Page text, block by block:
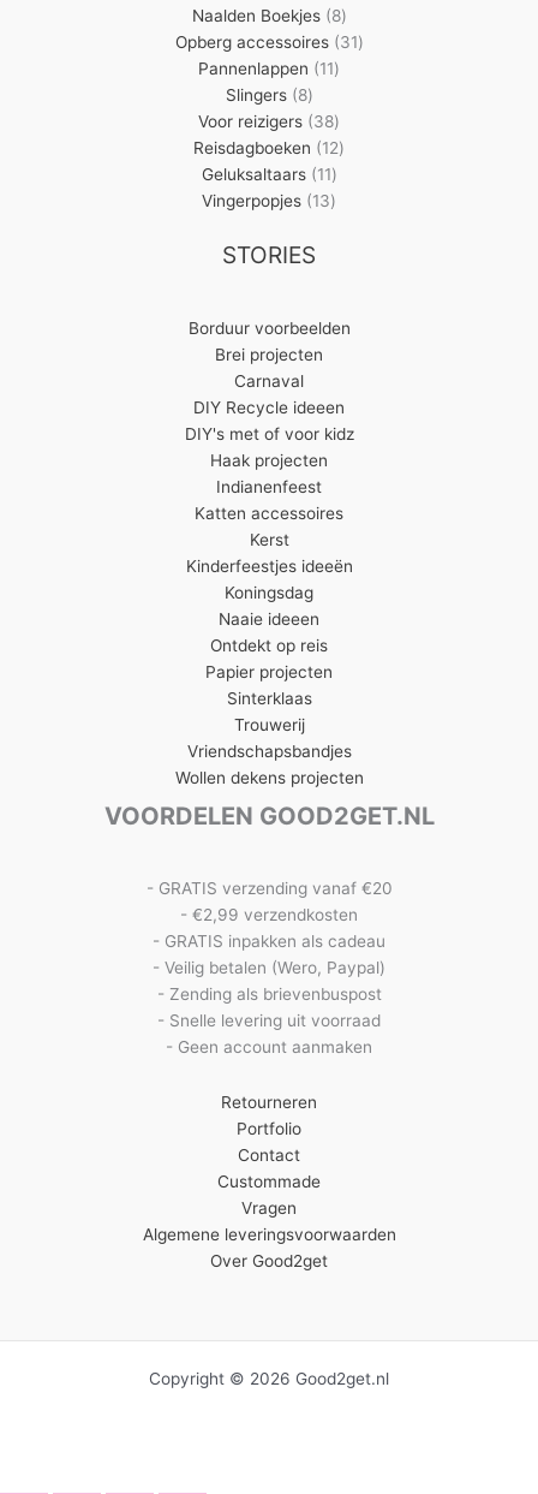
producten
Naalden Boekjes 88
producten
Opberg accessoires 3131
Pannenlappen 1111
Slingers 88
producten
Voor reizigers 3838
producten
Reisdagboeken 1212
Geluksaltaars 1111
producten
Vingerpopjes 1313
STORIES
Borduur voorbeelden
Brei projecten
Carnaval
DIY Recycle ideeen
DIY's met of voor kidz
Haak projecten
Indianenfeest
Katten accessoires
Kerst
Kinderfeestjes ideeën
Koningsdag
Naaie ideeen
Ontdekt op reis
Papier projecten
Sinterklaas
Trouwerij
Vriendschapsbandjes
Wollen dekens projecten
VOORDELEN GOOD2GET.NL
- GRATIS verzending vanaf €20
- €2,99 verzendkosten
- GRATIS inpakken als cadeau
- Veilig betalen (Wero, Paypal)
- Zending als brievenbuspost
- Snelle levering uit voorraad
- Geen account aanmaken
Retourneren
Portfolio
Contact
Custommade
Vragen
Algemene leveringsvoorwaarden
Over Good2get
Copyright © 2026 Good2get.nl